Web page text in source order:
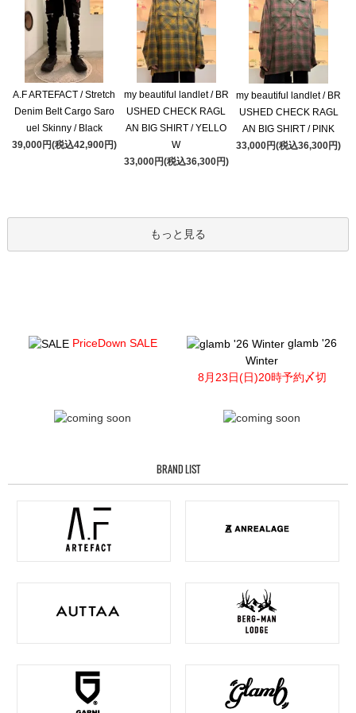
A.F ARTEFACT / Stretch
Denim Belt Cargo Saro
uel Skinny / Black
39,000円(税込42,900円)
my beautiful landlet / BR
USHED CHECK RAGL
AN BIG SHIRT / YELLO
W
33,000円(税込36,300円)
my beautiful landlet / BR
USHED CHECK RAGL
AN BIG SHIRT / PINK
33,000円(税込36,300円)
もっと見る
PriceDown SALE
glamb '26
Winter
8月23日(日)20時予約〆切
BRAND LIST